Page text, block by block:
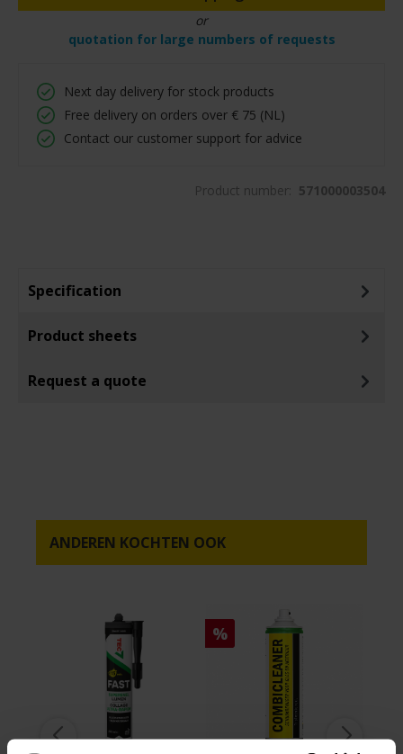
or
quotation for large numbers of requests
Next day delivery for stock products
Free delivery on orders over € 75 (NL)
Contact our customer support for advice
Product number: 571000003504
Specification
Product sheets
Request a quote
ANDEREN KOCHTEN OOK
%